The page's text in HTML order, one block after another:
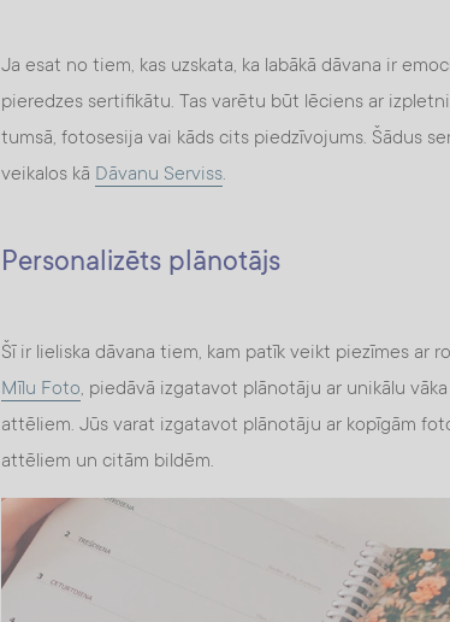
Ja esat no tiem, kas uzskata, ka labākā dāvana ir
pieredzes sertifikātu. Tas varētu būt lēciens ar
tumsā, fotosesija vai kāds cits piedzīvojums. Šādus
veikalos kā Dāvanu Serviss.
Personalizēts plānotājs
Šī ir lieliska dāvana tiem, kam patīk veikt piezīmes ar
Mīlu Foto, piedāvā izgatavot plānotāju ar unikālu
attēliem. Jūs varat izgatavot plānotāju ar kopīgām
attēliem un citām bildēm.